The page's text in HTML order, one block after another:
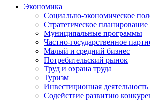
Экономика
Социально-экономическое
Стратегическое планирование
Муниципальные программы
Частно-государственное
Малый и средний бизнес
Потребительский рынок
Труд и охрана труда
Туризм
Инвестиционная деятельность
Содействие развитию